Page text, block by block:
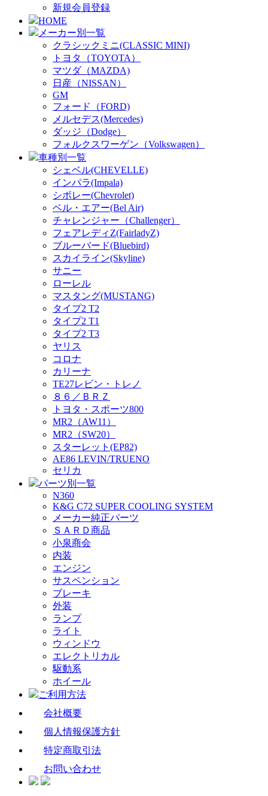
新規会員登録
HOME
メーカー別一覧
クラシックミニ(CLASSIC MINI)
トヨタ（TOYOTA）
マツダ（MAZDA)
日産（NISSAN）
GM
フォード（FORD)
メルセデス(Mercedes)
ダッジ（Dodge）
フォルクスワーゲン（Volkswagen）
車種別一覧
シェベル(CHEVELLE)
インパラ(Impala)
シボレー(Chevrolet)
ベル・エアー(Bel Air)
チャレンジャー（Challenger）
フェアレディZ(FairladyZ)
ブルーバード(Bluebird)
スカイライン(Skyline)
サニー
ローレル
マスタング(MUSTANG)
タイプ2 T2
タイプ2 T1
タイプ2 T3
ヤリス
コロナ
カリーナ
TE27レビン・トレノ
８６／ＢＲＺ
トヨタ・スポーツ800
MR2（AW11）
MR2（SW20）
スターレット(EP82)
AE86 LEVIN/TRUENO
セリカ
パーツ別一覧
N360
K&G C72 SUPER COOLING SYSTEM
メーカー純正パーツ
ＳＡＲＤ商品
小泉商会
内装
エンジン
サスペンション
ブレーキ
外装
ランプ
ライト
ウィンドウ
エレクトリカル
駆動系
ホイール
ご利用方法
会社概要
個人情報保護方針
特定商取引法
お問い合わせ